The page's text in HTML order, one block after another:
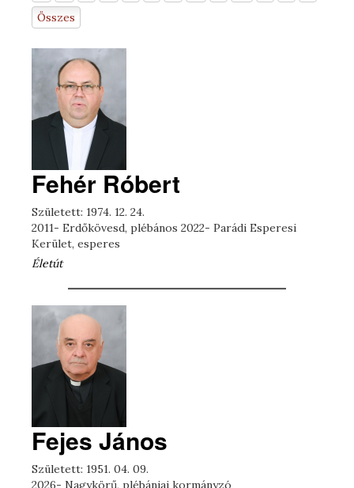
Összes
Fehér Róbert
Született: 1974. 12. 24.
2011- Erdőkövesd, plébános 2022- Parádi Esperesi
Kerület, esperes
Életút
Fejes János
Született: 1951. 04. 09.
2026- Nagykörű, plébániai kormányzó